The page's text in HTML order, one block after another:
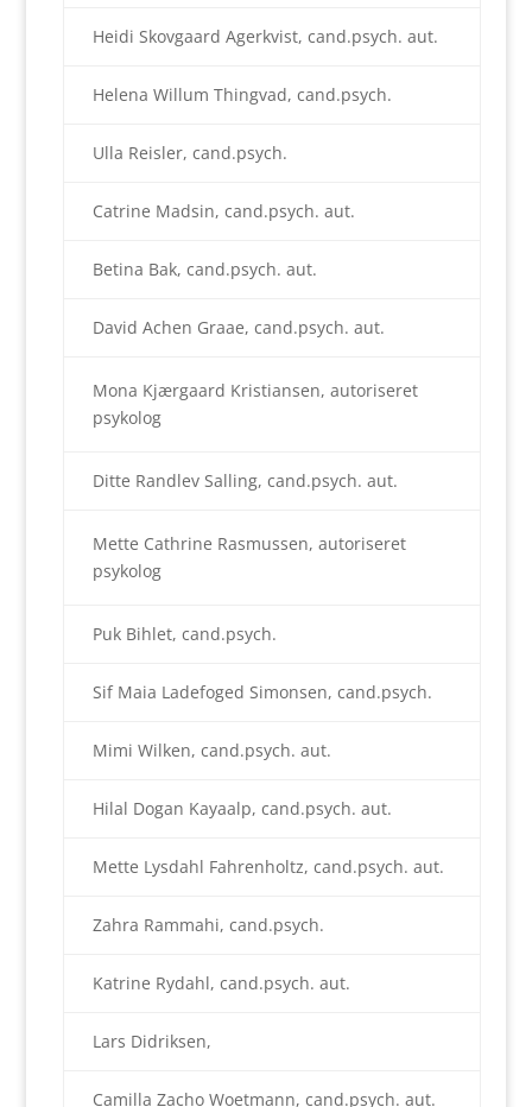
Heidi Skovgaard Agerkvist, cand.psych. aut.
Helena Willum Thingvad, cand.psych.
Ulla Reisler, cand.psych.
Catrine Madsin, cand.psych. aut.
Betina Bak, cand.psych. aut.
David Achen Graae, cand.psych. aut.
Mona Kjærgaard Kristiansen, autoriseret
psykolog
Ditte Randlev Salling, cand.psych. aut.
Mette Cathrine Rasmussen, autoriseret
psykolog
Puk Bihlet, cand.psych.
Sif Maia Ladefoged Simonsen, cand.psych.
Mimi Wilken, cand.psych. aut.
Hilal Dogan Kayaalp, cand.psych. aut.
Mette Lysdahl Fahrenholtz, cand.psych. aut.
Zahra Rammahi, cand.psych.
Katrine Rydahl, cand.psych. aut.
Lars Didriksen,
Camilla Zacho Woetmann, cand.psych. aut.